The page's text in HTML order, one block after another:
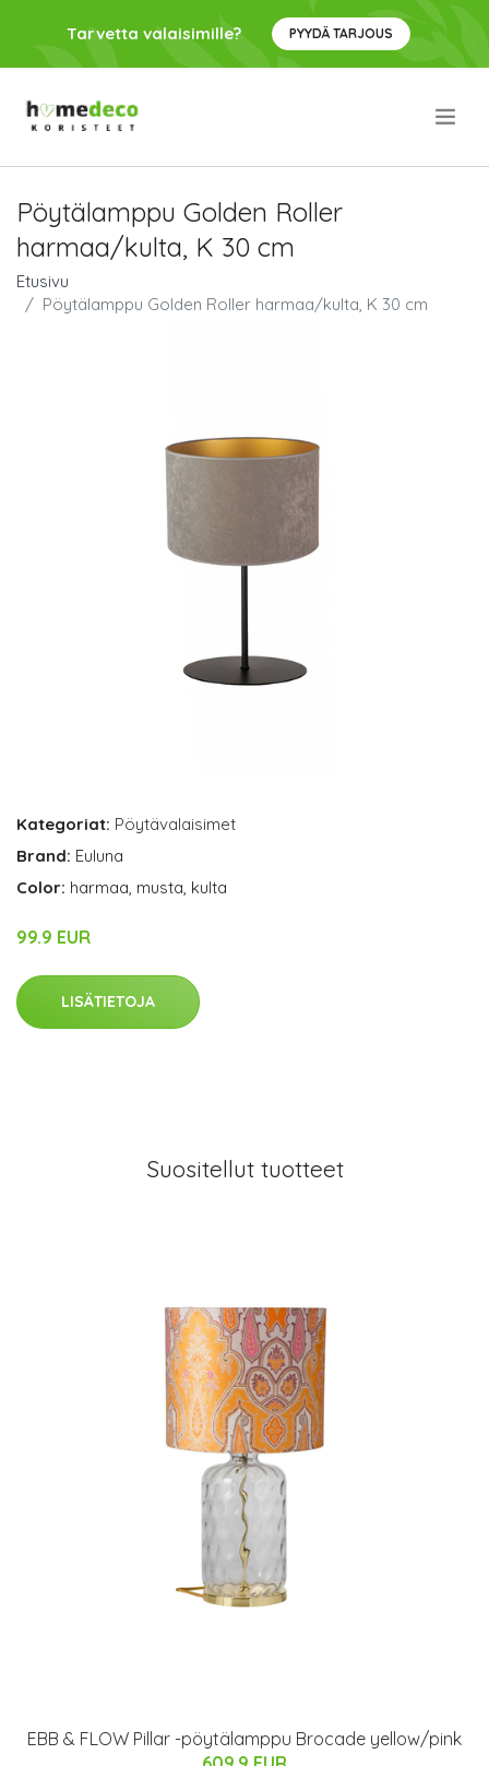
Tarvetta valaisimille? PYYDÄ TARJOUS
Pöytälamppu Golden Roller
harmaa/kulta, K 30 cm
Etusivu
Pöytälamppu Golden Roller harmaa/kulta, K 30 cm
Kategoriat: Pöytävalaisimet
Brand: Euluna
Color: harmaa, musta, kulta
99.9 EUR
LISÄTIETOJA
Suositellut tuotteet
EBB & FLOW Pillar -pöytälamppu Brocade yellow/pink